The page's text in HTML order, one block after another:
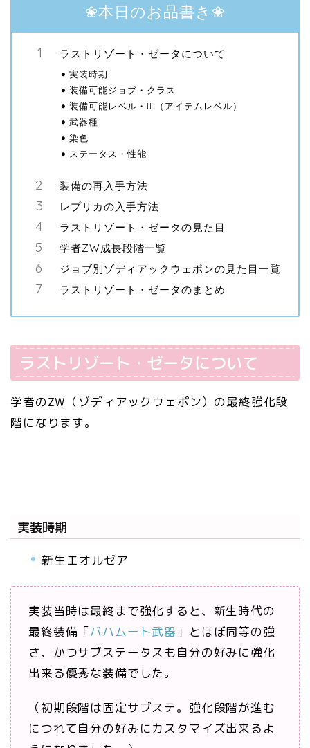
❀本日のお品書き❀
ラストリゾート・ゼータについて
実装時期
装備可能ジョブ・クラス
装備可能レベル・IL（アイテムレベル）
武器種
染色
ステータス・性能
装備の再入手方法
レプリカの入手方法
ラストリゾート・ゼータの見た目
学者ZW成長段階一覧
ジョブ別ゾディアックウェポンの見た目一覧
ラストリゾート・ゼータのまとめ
ラストリゾート・ゼータについて
学者のZW（ゾディアックウェポン）の最終強化段
階になります。
実装時期
新生エオルゼア
実装当時は最終まで強化すると、新生時代の
最終装備「バハムート武器 」とほぼ同等の強
さ、かつサブステータスも自分の好みに強化
出来る優秀な装備でした。
（初期段階は固定サブステ。強化段階が進む
につれて自分の好みにカスタマイズ出来るよ